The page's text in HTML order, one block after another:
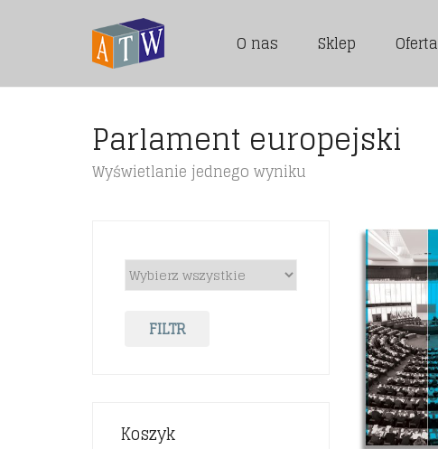
O nas Sklep Oferta
Parlament europejski
Wyświetlanie jednego wyniku
FILTR
Koszyk